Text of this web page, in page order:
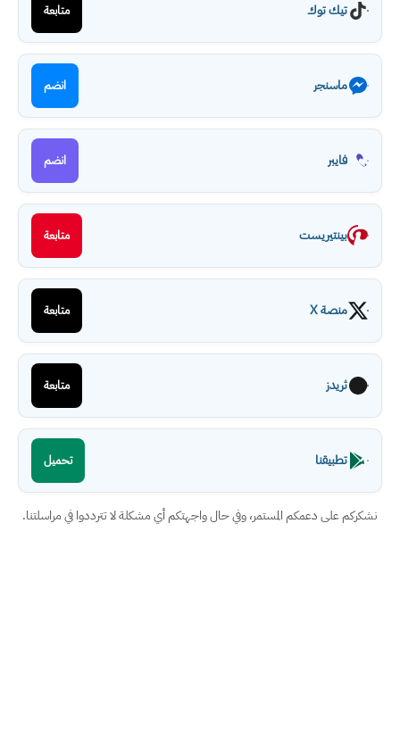
تيك توك متابعة
ماسنجر انضم
فايبر انضم
بينتيريست متابعة
منصة X متابعة
ثريدز متابعة
تطبيقنا تحميل
نشكركم على دعمكم المستمر، وفي حال واجهتكم أي مشكلة لا تترددوا في مراسلتنا.